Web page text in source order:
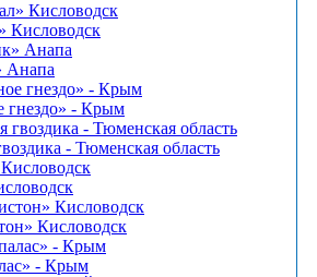
Кисловодск
Анапа
гнездо» - Крым
- Тюменская область
Кисловодск
- Крым